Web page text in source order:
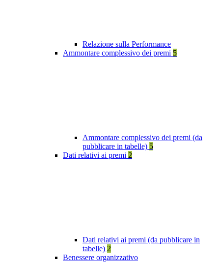
Relazione sulla Performance
Ammontare complessivo dei premi 5
Ammontare complessivo dei premi (da
pubblicare in tabelle) 5
Dati relativi ai premi 2
Dati relativi ai premi (da pubblicare in
tabelle) 2
Benessere organizzativo